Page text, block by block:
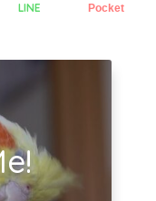
LINE Pocket